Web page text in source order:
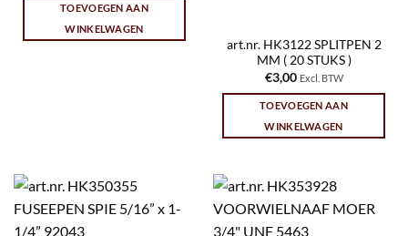
TOEVOEGEN AAN
WINKELWAGEN
art.nr. HK3122 SPLITPEN 2
MM ( 20 STUKS )
€3,00 Excl. BTW
TOEVOEGEN AAN
WINKELWAGEN